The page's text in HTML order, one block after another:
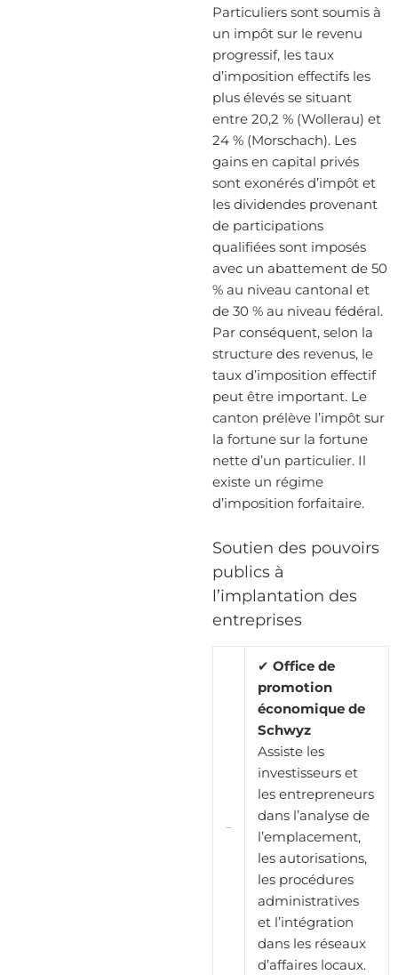
Particuliers sont soumis à
un impôt sur le revenu
progressif, les taux
d’imposition effectifs les
plus élevés se situant
entre 20,2 % (Wollerau) et
24 % (Morschach). Les
gains en capital privés
sont exonérés d’impôt et
les dividendes provenant
de participations
qualifiées sont imposés
avec un abattement de 50
% au niveau cantonal et
de 30 % au niveau fédéral.
Par conséquent, selon la
structure des revenus, le
taux d’imposition effectif
peut être important. Le
canton prélève l’impôt sur
la fortune sur la fortune
nette d’un particulier. Il
existe un régime
d’imposition forfaitaire.
Soutien des pouvoirs
publics à
l’implantation des
entreprises
✔Office de
promotion
économique de
Schwyz
Assiste les
investisseurs et
les entrepreneurs
dans l’analyse de
l’emplacement,
les autorisations,
les procédures
administratives
et l’intégration
dans les réseaux
d’affaires locaux.